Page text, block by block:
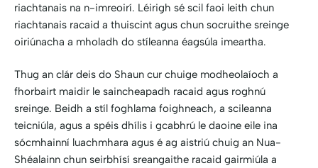
riachtanais na n-imreoirí. Léirigh sé scil faoi leith chun
riachtanais racaid a thuiscint agus chun socruithe sreinge
oiriúnacha a mholadh do stíleanna éagsúla imeartha.
Thug an clár deis do Shaun cur chuige modheolaíoch a
fhorbairt maidir le saincheapadh racaid agus roghnú
sreinge. Beidh a stíl foghlama foighneach, a scileanna
teicniúla, agus a spéis dhílis i gcabhrú le daoine eile ina
sócmhainní luachmhara agus é ag aistriú chuig an Nua-
Shéalainn chun seirbhísí sreangaithe racaid gairmiúla a